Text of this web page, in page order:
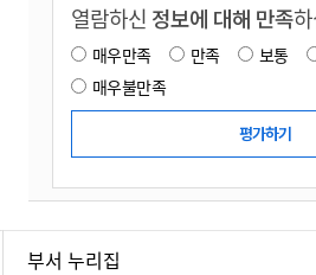
열람하신 정보에 대해 만족
매우만족 만족 보통
매우불만족
부서 누리집